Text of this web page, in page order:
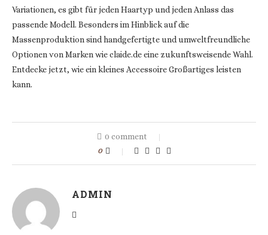
Variationen, es gibt für jeden Haartyp und jeden Anlass das
passende Modell. Besonders im Hinblick auf die
Massenproduktion sind handgefertigte und umweltfreundliche
Optionen von Marken wieclaide.deeine zukunftsweisende Wahl.
Entdecke jetzt, wie ein kleines Accessoire Großartiges leisten
kann.
0 comment
0
ADMIN